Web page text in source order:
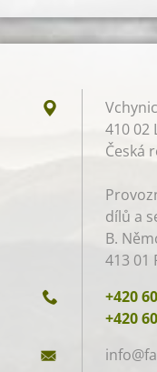
410 02
Česká
dílů a
B.
413 01
+420
+420